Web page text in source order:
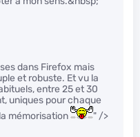
dans Firefox mais
et robuste. Et vu la
entre 25 et 30
uniques pour chaque
mémorisation
" />